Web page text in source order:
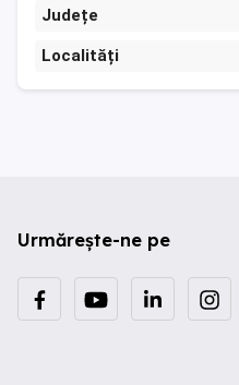
Județe
Localități
Urmărește-ne pe